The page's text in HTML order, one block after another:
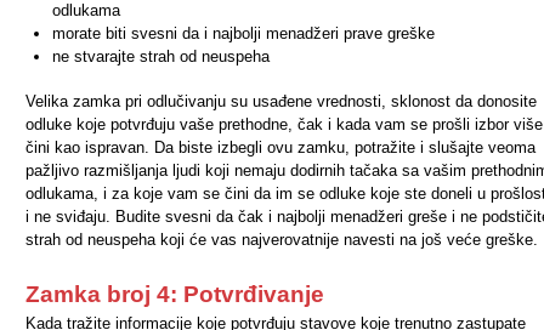
odlukama
morate biti svesni da i najbolji menadžeri prave greške
ne stvarajte strah od neuspeha
Velika zamka pri odlučivanju su usađene vrednosti, sklonost da donosite
odluke koje potvrđuju vaše prethodne, čak i kada vam se prošli izbor
čini kao ispravan. Da biste izbegli ovu zamku, potražite i slušajte veoma
pažljivo razmišljanja ljudi koji nemaju dodirnih tačaka sa vašim
odlukama, i za koje vam se čini da im se odluke koje ste doneli u
i ne sviđaju. Budite svesni da čak i najbolji menadžeri greše i ne
strah od neuspeha koji će vas najverovatnije navesti na još veće greške.
Zamka broj 4: Potvrđivanje
Kada tražite informacije koje potvrđuju stavove koje trenutno zastupate